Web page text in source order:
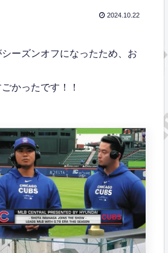
2024.10.22
ーズンオフになったため、お
かったです！！